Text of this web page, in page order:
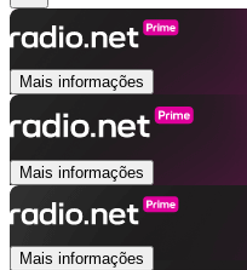
Mais informações
Mais informações
Mais informações